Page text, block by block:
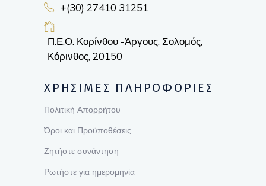
+(30) 27410 31251
Π.Ε.Ο. Κορίνθου -Άργους, Σολομός,
Κόρινθος, 20150
ΧΡΗΣΙΜΕΣ ΠΛΗΡΟΦΟΡΙΕΣ
Πολιτική Απορρήτου
Όροι και Προϋποθέσεις
Ζητήστε συνάντηση
Ρωτήστε για ημερομηνία